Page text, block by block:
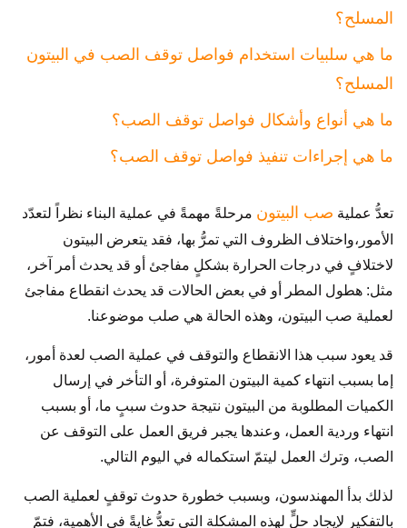
المسلح؟
ما هي سلبيات استخدام فواصل توقف الصب في البيتون
المسلح؟
ما هي أنواع وأشكال فواصل توقف الصب؟
ما هي إجراءات تنفيذ فواصل توقف الصب؟
تعدُّ عملية صب البيتون مرحلةً مهمةً في عملية البناء نظراً لتعدّد
الأمور،واختلاف الظروف التي تمرُّ بها، فقد يتعرض البيتون
لاختلافٍ في درجات الحرارة بشكلٍ مفاجئ أو قد يحدث أمر آخر،
مثل: هطول المطر أو في بعض الحالات قد يحدث انقطاع مفاجئ
لعملية صب البيتون، وهذه الحالة هي صلب موضوعنا.
قد يعود سبب هذا الانقطاع والتوقف في عملية الصب لعدة أمور،
إما بسبب انتهاء كمية البيتون المتوفرة، أو التأخر في إرسال
الكميات المطلوبة من البيتون نتيجة حدوث سببٍ ما، أو بسبب
انتهاء وردية العمل، وعندها يجبر فريق العمل على التوقف عن
الصب، وترك العمل ليتمّ استكماله في اليوم التالي.
لذلك بدأ المهندسون، وبسبب خطورة حدوث توقفٍ لعملية الصب
بالتفكير لإيجاد حلٍّ لهذه المشكلة التي تعدُّ غايةً في الأهمية، فتمّ